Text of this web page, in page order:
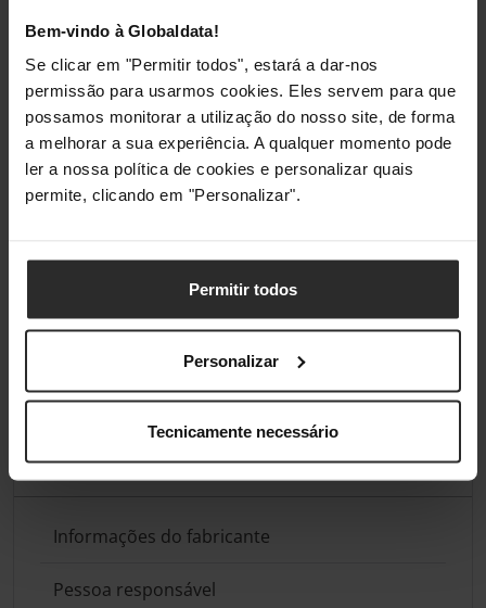
Bem-vindo à Globaldata!
Se clicar em "Permitir todos", estará a dar-nos
permissão para usarmos cookies. Eles servem para que
possamos monitorar a utilização do nosso site, de forma
a melhorar a sua experiência. A qualquer momento pode
ler a nossa política de cookies e personalizar quais
permite, clicando em "Personalizar".
Permitir todos
Personalizar
Tecnicamente necessário
Análises de produtos agregadas de todas as lojas do Pro Gamers
Conformidade
Informações do fabricante
Pessoa responsável